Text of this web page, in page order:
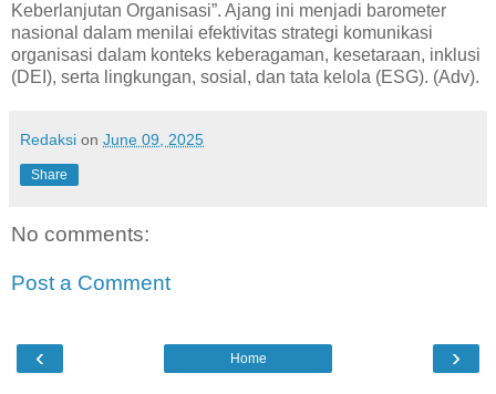
Keberlanjutan Organisasi”. Ajang ini menjadi barometer
nasional dalam menilai efektivitas strategi komunikasi
organisasi dalam konteks keberagaman, kesetaraan, inklusi
(DEI), serta lingkungan, sosial, dan tata kelola (ESG). (Adv).
Redaksi on June 09, 2025
Share
No comments:
Post a Comment
‹ ›
Home